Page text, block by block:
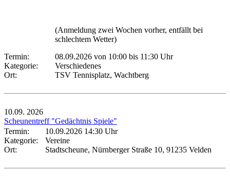
(Anmeldung zwei Wochen vorher, entfällt bei
schlechtem Wetter)
Termin:
08.09.2026 von 10:00 bis 11:30 Uhr
Kategorie:
Verschiedenes
Ort:
TSV Tennisplatz, Wachtberg
10.09. 2026
Scheunentreff "Gedächtnis Spiele"
Termin:
10.09.2026 14:30 Uhr
Kategorie:
Vereine
Ort:
Stadtscheune, Nürnberger Straße 10, 91235 Velden